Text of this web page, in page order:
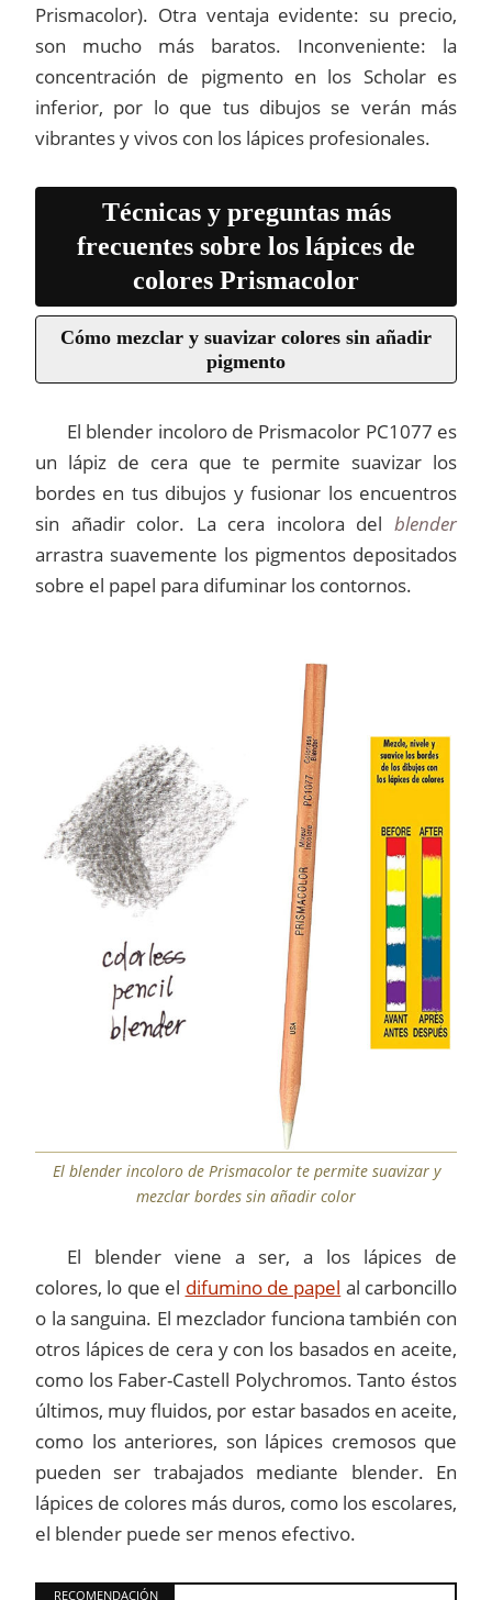
Prismacolor). Otra ventaja evidente: su precio,
son mucho más baratos. Inconveniente: la
concentración de pigmento en los Scholar es
inferior, por lo que tus dibujos se verán más
vibrantes y vivos con los lápices profesionales.
Técnicas y preguntas más
frecuentes sobre los lápices de
colores Prismacolor
Cómo mezclar y suavizar colores sin añadir
pigmento
El blender incoloro de Prismacolor PC1077 es
un lápiz de cera que te permite suavizar los
bordes en tus dibujos y fusionar los encuentros
sin añadir color. La cera incolora del blender
arrastra suavemente los pigmentos depositados
sobre el papel para difuminar los contornos.
El blender incoloro de Prismacolor te permite suavizar y
mezclar bordes sin añadir color
El blender viene a ser, a los lápices de
colores, lo que el difumino de papel al carboncillo
o la sanguina. El mezclador funciona también con
otros lápices de cera y con los basados en aceite,
como los Faber-Castell Polychromos. Tanto éstos
últimos, muy fluidos, por estar basados en aceite,
como los anteriores, son lápices cremosos que
pueden ser trabajados mediante blender. En
lápices de colores más duros, como los escolares,
el blender puede ser menos efectivo.